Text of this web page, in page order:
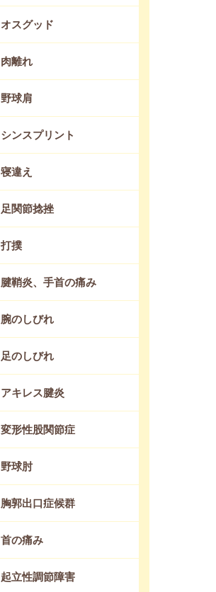
オスグッド
肉離れ
野球肩
シンスプリント
寝違え
足関節捻挫
打撲
腱鞘炎、手首の痛み
腕のしびれ
足のしびれ
アキレス腱炎
変形性股関節症
野球肘
胸郭出口症候群
首の痛み
起立性調節障害